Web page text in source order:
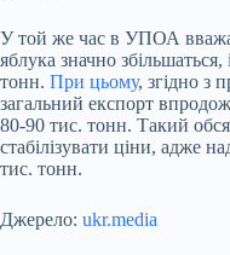
У той же час в УПОА
яблука значно
тонн. При цьому, згідно з
загальний експорт
80-90 тис. тонн. Такий
стабілізувати ціни, адже
тис. тонн.
Джерело: ukr.media